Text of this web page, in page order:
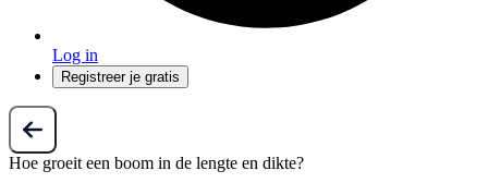
Log in
Registreer je gratis
Hoe groeit een boom in de lengte en dikte?